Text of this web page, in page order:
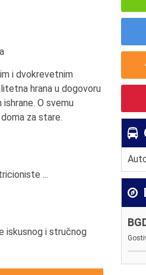
i dvokrevetnim
hrana u dogovoru
O svemu
za stare.
...
iskusnog i stručnog